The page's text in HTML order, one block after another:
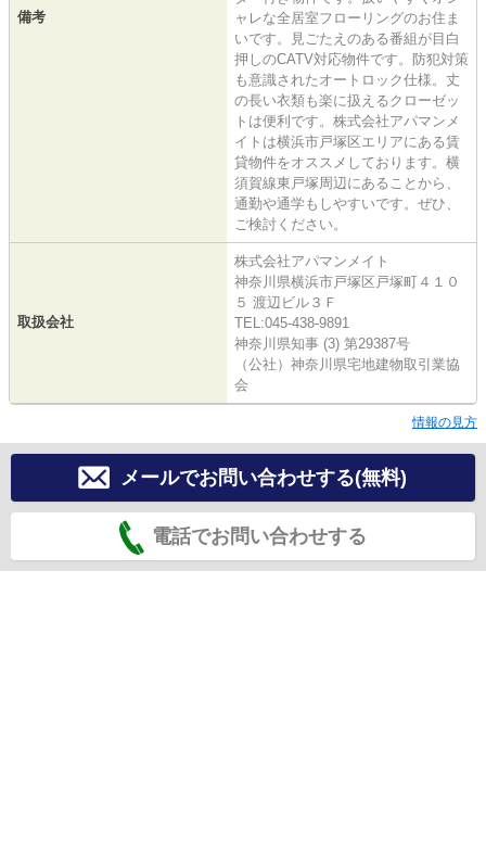
備考
ャレな全居室フローリングのお住ま
いです。見ごたえのある番組が目白
押しのCATV対応物件です。防犯対策
も意識されたオートロック仕様。丈
の長い衣類も楽に扱えるクローゼッ
トは便利です。株式会社アパマンメ
イトは横浜市戸塚区エリアにある賃
貸物件をオススメしております。横
須賀線東戸塚周辺にあることから、
通勤や通学もしやすいです。ぜひ、
ご検討ください。
取扱会社
株式会社アパマンメイト
神奈川県横浜市戸塚区戸塚町４１０
５ 渡辺ビル３Ｆ
TEL:045-438-9891
神奈川県知事 (3) 第29387号
（公社）神奈川県宅地建物取引業協
会
情報の見方
メールでお問い合わせする(無料)
電話でお問い合わせする